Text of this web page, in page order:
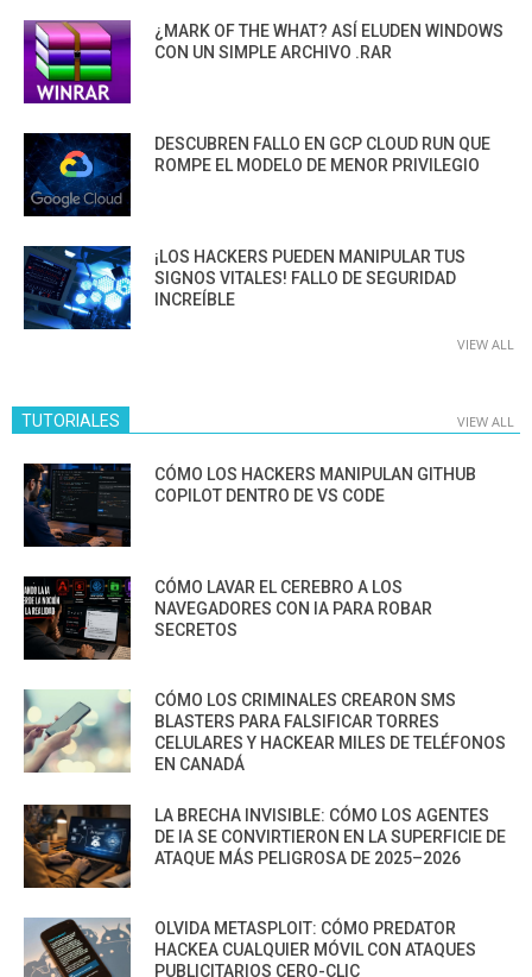
¿MARK OF THE WHAT? ASÍ ELUDEN WINDOWS
CON UN SIMPLE ARCHIVO .RAR
DESCUBREN FALLO EN GCP CLOUD RUN QUE
ROMPE EL MODELO DE MENOR PRIVILEGIO
¡LOS HACKERS PUEDEN MANIPULAR TUS
SIGNOS VITALES! FALLO DE SEGURIDAD
INCREÍBLE
VIEW ALL
TUTORIALES VIEW ALL
CÓMO LOS HACKERS MANIPULAN GITHUB
COPILOT DENTRO DE VS CODE
CÓMO LAVAR EL CEREBRO A LOS
NAVEGADORES CON IA PARA ROBAR
SECRETOS
CÓMO LOS CRIMINALES CREARON SMS
BLASTERS PARA FALSIFICAR TORRES
CELULARES Y HACKEAR MILES DE TELÉFONOS
EN CANADÁ
LA BRECHA INVISIBLE: CÓMO LOS AGENTES
DE IA SE CONVIRTIERON EN LA SUPERFICIE DE
ATAQUE MÁS PELIGROSA DE 2025–2026
OLVIDA METASPLOIT: CÓMO PREDATOR
HACKEA CUALQUIER MÓVIL CON ATAQUES
PUBLICITARIOS CERO-CLIC